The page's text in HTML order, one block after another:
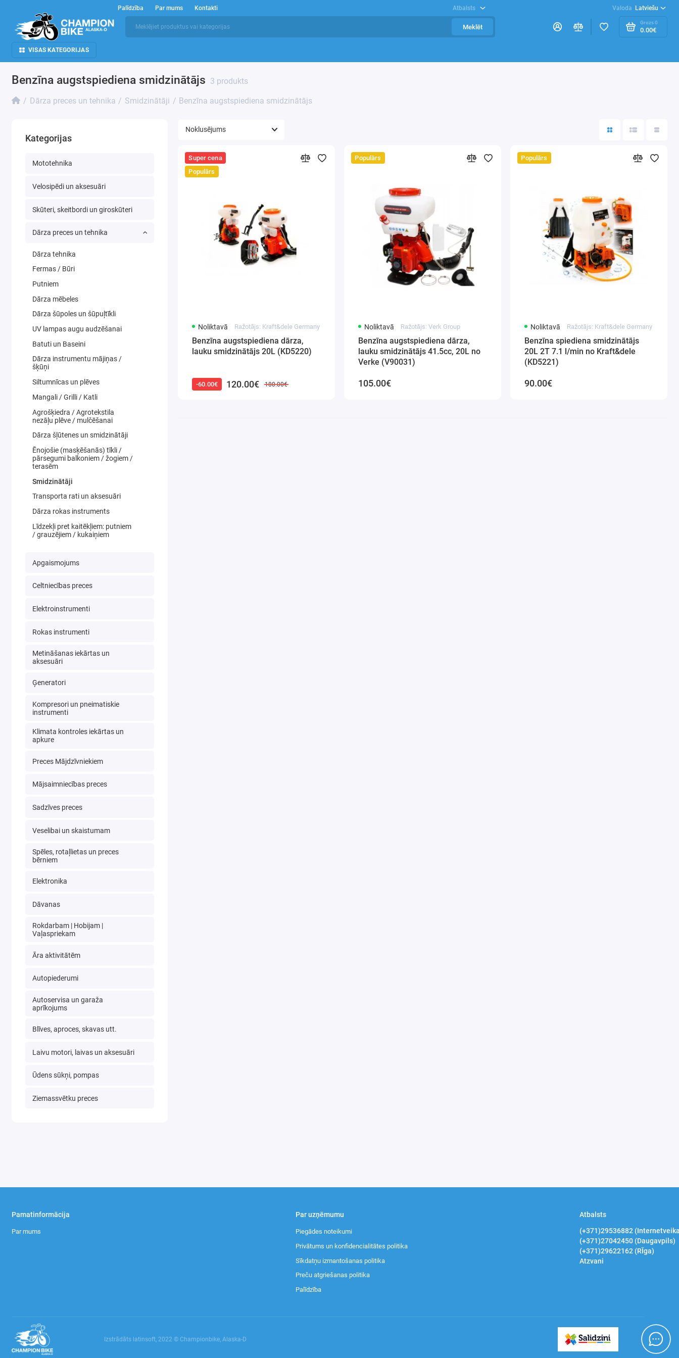
Palīdzība Par mums Kontakti Atbalsts Valoda Latviešu
Meklēt
Grozs0
0.00€
VISAS KATEGORIJAS
Benzīna augstspiediena smidzinātājs 3 produkts
Dārza preces un tehnika Smidzinātāji Benzīna augstspiediena smidzinātājs
Kategorijas
Mototehnika
Velosipēdi un aksesuāri
Skūteri, skeitbordi un giroskūteri
Dārza preces un tehnika
Dārza tehnika
Fermas / Būri
Putniem
Dārza mēbeles
Dārza šūpoles un šūpuļtīkli
UV lampas augu audzēšanai
Batuti un Baseini
Dārza instrumentu mājiņas /
šķūņi
Siltumnīcas un plēves
Mangali / Grilli / Katli
Agrošķiedra / Agrotekstila
nezāļu plēve / mulčēšanai
Dārza šļūtenes un smidzinātāji
Ēnojošie (masķēšanās) tīkli /
pārsegumi balkoniem / žogiem /
terasēm
Smidzinātāji
Transporta rati un aksesuāri
Dārza rokas instruments
Līdzekļi pret kaitēkļiem: putniem
/ grauzējiem / kukaiņiem
Apgaismojums
Celtniecības preces
Elektroinstrumenti
Rokas instrumenti
Metināšanas iekārtas un
aksesuāri
Ģeneratori
Kompresori un pneimatiskie
instrumenti
Klimata kontroles iekārtas un
apkure
Preces Mājdzīvniekiem
Mājsaimniecības preces
Sadzīves preces
Veselibai un skaistumam
Spēles, rotaļlietas un preces
bērniem
Elektronika
Dāvanas
Rokdarbam | Hobijam |
Vaļaspriekam
Āra aktivitātēm
Autopiederumi
Autoservisa un garaža
aprīkojums
Blīves, aproces, skavas utt.
Laivu motori, laivas un aksesuāri
Ūdens sūkņi, pompas
Ziemassvētku preces
Super cena
Populārs
Noliktavā Ražotājs: Kraft&dele Germany
Benzīna augstspiediena dārza,
lauku smidzinātājs 20L (KD5220)
-60.00€ 120.00€ 180.00€
Populārs
Noliktavā Ražotājs: Verk Group
Benzīna augstspiediena dārza,
lauku smidzinātājs 41.5cc, 20L no
Verke (V90031)
105.00€
Populārs
Noliktavā Ražotājs: Kraft&dele Germany
Benzīna spiediena smidzinātājs
20L 2T 7.1 l/min no Kraft&dele
(KD5221)
90.00€
Pamatinformācija
Par mums
Par uzņēmumu
Piegādes noteikumi
Privātums un konfidencialitātes politika
Sīkdatņu izmantošanas politika
Preču atgriešanas politika
Palīdzība
Atbalsts
(+371)29536882
(+371)27042450 (Daugavpils)
(+371)29622162 (RĪga)
Atzvani
Izstrādāts latinsoft, 2022 © Championbike, Alaska-D